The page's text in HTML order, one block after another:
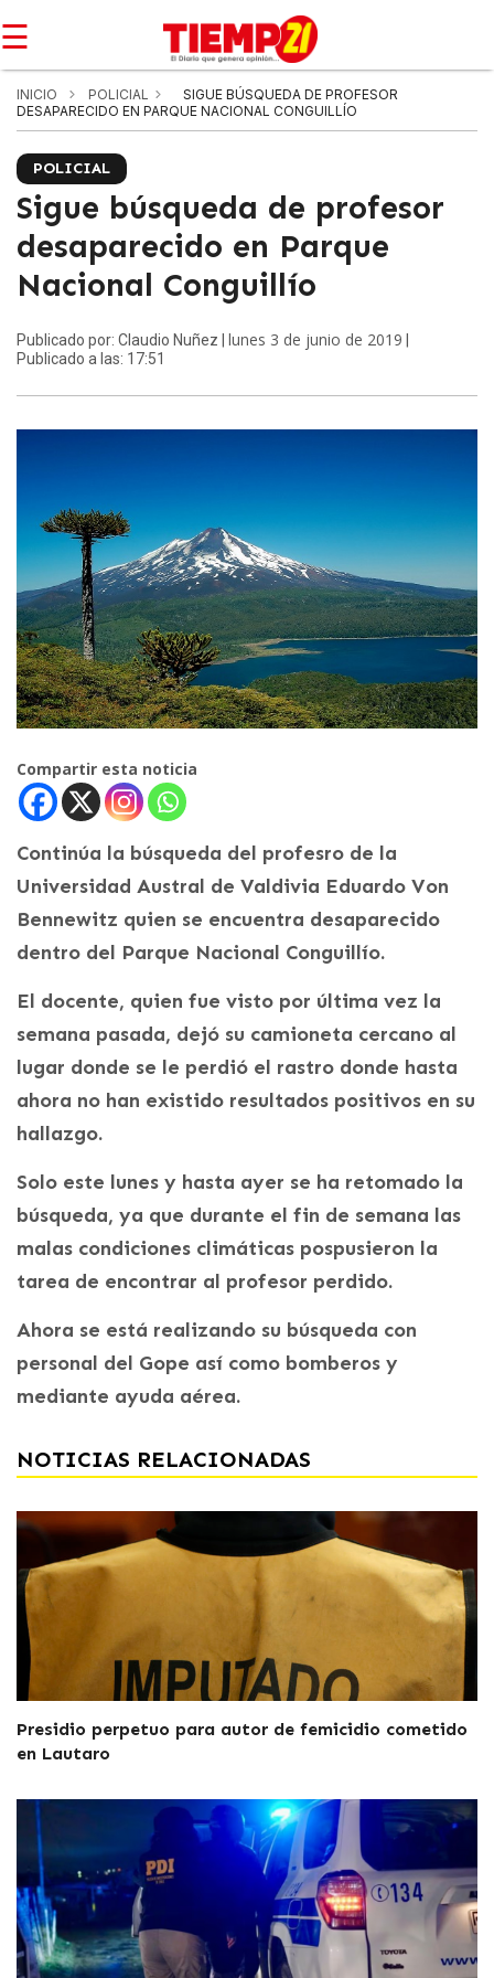
☰
INICIO POLICIAL
SIGUE BÚSQUEDA DE PROFESOR
DESAPARECIDO EN PARQUE NACIONAL CONGUILLÍO
POLICIAL
Sigue búsqueda de profesor
desaparecido en Parque
Nacional Conguillío
Publicado por: Claudio Nuñez | lunes 3 de junio de 2019
Publicado a las: 17:51
Compartir esta noticia
Continúa la búsqueda del profesro de la
Universidad Austral de Valdivia Eduardo Von
Bennewitz quien se encuentra desaparecido
dentro del Parque Nacional Conguillío.
El docente, quien fue visto por última vez la
semana pasada, dejó su camioneta cercano al
lugar donde se le perdió el rastro donde hasta
ahora no han existido resultados positivos en su
hallazgo.
Solo este lunes y hasta ayer se ha retomado la
búsqueda, ya que durante el fin de semana las
malas condiciones climáticas pospusieron la
tarea de encontrar al profesor perdido.
Ahora se está realizando su búsqueda con
personal del Gope así como bomberos y
mediante ayuda aérea.
NOTICIAS RELACIONADAS
Presidio perpetuo para autor de femicidio cometido
en Lautaro